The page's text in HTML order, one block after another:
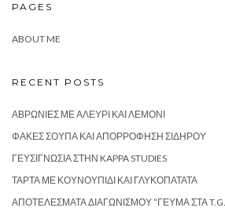
PAGES
ABOUT ME
RECENT POSTS
ΑΒΡΩΝΙΈΣ ΜΕ ΑΛΕΎΡΙ ΚΑΙ ΛΕΜΌΝΙ
ΦΑΚΈΣ ΣΟΎΠΑ ΚΑΙ ΑΠΟΡΡΌΦΗΣΗ ΣΙΔΉΡΟΥ
ΓΕΥΣΙΓΝΩΣΊΑ ΣΤΗΝ KAPPA STUDIES
ΤΆΡΤΑ ΜΕ ΚΟΥΝΟΥΠΊΔΙ ΚΑΙ ΓΛΥΚΟΠΑΤΆΤΑ
ΑΠΟΤΕΛΈΣΜΑΤΑ ΔΙΑΓΩΝΙΣΜΟΎ “ΓΕΎΜΑ ΣΤΑ T.G.I.